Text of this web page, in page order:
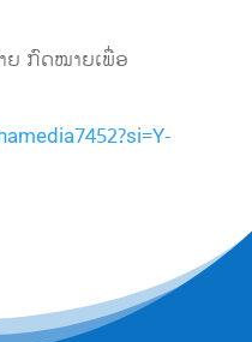
ຍ ກົດໝາຍເພື່ອ